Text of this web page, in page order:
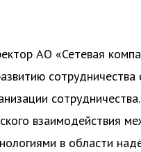
АО «Сетевая
взаимодействия
в области